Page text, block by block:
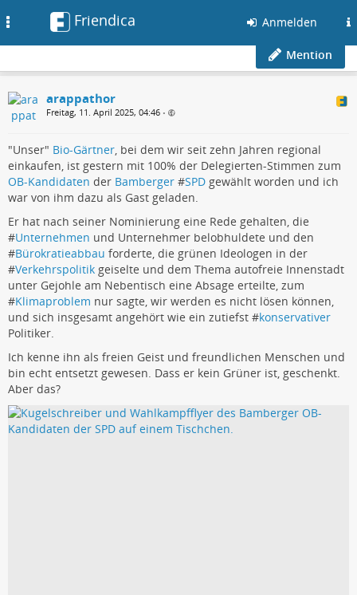
Friendica Anmelden
Mention
arappathor
Freitag, 11. April 2025, 04:46 •
"Unser" Bio-Gärtner, bei dem wir seit zehn Jahren regional
einkaufen, ist gestern mit 100% der Delegierten-Stimmen zum
OB-Kandidaten der Bamberger #SPD gewählt worden und ich
war von ihm dazu als Gast geladen.
Er hat nach seiner Nominierung eine Rede gehalten, die
#Unternehmen und Unternehmer belobhuldete und den
#Bürokratieabbau forderte, die grünen Ideologen in der
#Verkehrspolitik geiselte und dem Thema autofreie Innenstadt
unter Gejohle am Nebentisch eine Absage erteilte, zum
#Klimaproblem nur sagte, wir werden es nicht lösen können,
und sich insgesamt angehört wie ein zutiefst #konservativer
Politiker.
Ich kenne ihn als freien Geist und freundlichen Menschen und
bin echt entsetzt gewesen. Dass er kein Grüner ist, geschenkt.
Aber das?